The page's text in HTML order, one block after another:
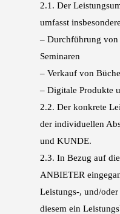
2.1. Der
umfasst
– Durchführung von
Seminaren
– Verkauf von
– Digitale Produkte
2.2. Der konkrete
der individuellen
und KUNDE.
2.3. In Bezug auf
ANBIETER
Leistungs-, und/oder
diesem ein